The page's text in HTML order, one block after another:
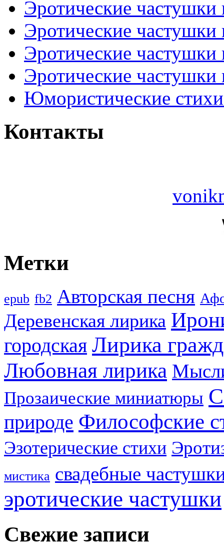
Эротические
Эротические
Эротические
Эротические
Юмористические
Контакты
Метки
epub fb2 Авторская песня
Деревенская лирика
городская Лирика
Любовная лирика
Прозаические миниатюры
природе Философские
Эзотерические стихи
мистика свадебные
эротические частушки
Свежие записи